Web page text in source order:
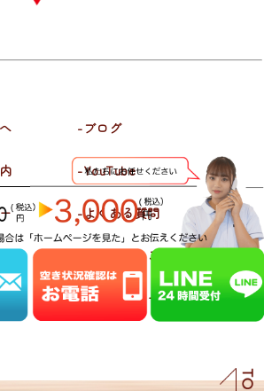
-ブログ
-YouTube
-よくある質問
-お問合せ・ご予約
-プライバシーポリシー